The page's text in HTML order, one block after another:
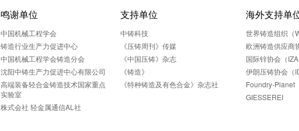
鸣谢单位
中国机械工程学会
铸造行业生产力促进中心
中国机械工程学会铸造分会
沈阳中铸生产力促进中心有限公司
高端装备轻合金铸造技术国家重点
实验室
株式会社 轻金属通信AL社
支持单位
中铸科技
《压铸周刊》传媒
《中国压铸》杂志
《铸造》
《特种铸造及有色合金》杂志社
海外支持单
世界铸造组织（
欧洲铸造供应商
国际锌协会（IZA
伊朗压铸协会（
Foundry-Planet
GIESSEREI